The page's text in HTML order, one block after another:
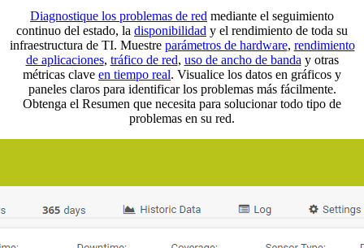
Diagnostique los problemas de red mediante el seguimiento
continuo del estado, la disponibilidad y el rendimiento de toda su
infraestructura de TI. Muestre parámetros de hardware, rendimiento
de aplicaciones, tráfico de red, uso de ancho de banda y otras
métricas clave en tiempo real. Visualice los datos en gráficos y
paneles claros para identificar los problemas más fácilmente.
Obtenga el Resumen que necesita para solucionar todo tipo de
problemas en su red.